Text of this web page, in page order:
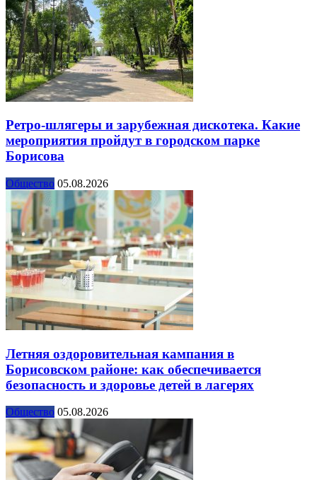
Ретро-шлягеры и зарубежная дискотека. Какие
мероприятия пройдут в городском парке
Борисова
Общество 05.08.2026
Летняя оздоровительная кампания в
Борисовском районе: как обеспечивается
безопасность и здоровье детей в лагерях
Общество 05.08.2026